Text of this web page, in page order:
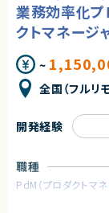
求めるスキル
■必須スキル
・Java（Spring
・与えられたテーマ
・技術課題に対し主
・コードレビュー経
・利害関係者との円
■尚可スキル
・大規模トラフィッ
・クラウド（AWS/
・モバイルアプリ連
・スクラムなどアジ
【尚可】
・フロント回りご経
契約形態
業務委託(準委任契約)
契約元
エージェントから
★フルリモート（完全
業務効率化プ
クトマネージ
~
全国（フルリ
職種
PdM（プロダクトマネ
開発経験